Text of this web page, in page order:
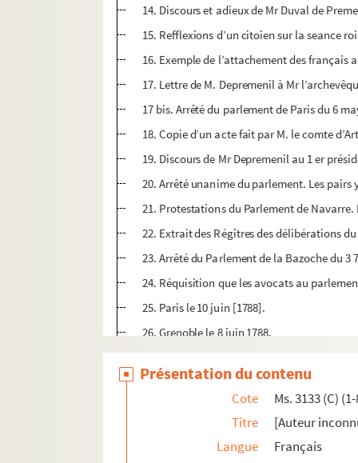
14. Discours et adieux de Mr Duval de
15. Refflexions d’un citoien sur la seance
16. Exemple de l’attachement des
17. Lettre de M. Depremenil à Mr
17 bis. Arrêté du parlement de Paris du 6
18. Copie d’un acte fait par M. le comte
19. Discours de Mr Depremenil au 1 er
20. Arrêté unanime du parlement. Les pairs
21. Protestations du Parlement de
22. Extrait des Régîtres des délibérations
23. Arrêté du Parlement de la Bazoche du 3
24. Réquisition que les avocats au
25. Paris le 10 juin [1788].
26. Grenoble le 8 juin 1788.
27. Paris le 1er juin 1788. [au sujet des
28. Paris le 18 may 1788. [blocus du palais
29. [Evénements de] Montpellier le 9 may
30. Arrêté de la noblesse du Dauphiné du
31. [Evénements de] Châteaudun [le] 3 juin
Présentation du contenu
Cote
Ms. 3133 (C)
Titre
[Auteur
Langue
Français